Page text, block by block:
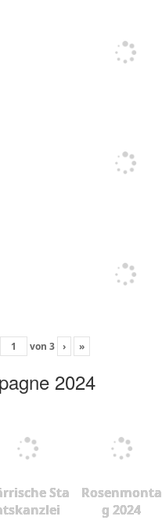
von 3 › »
2024
Sta
Rosenmonta
g 2024